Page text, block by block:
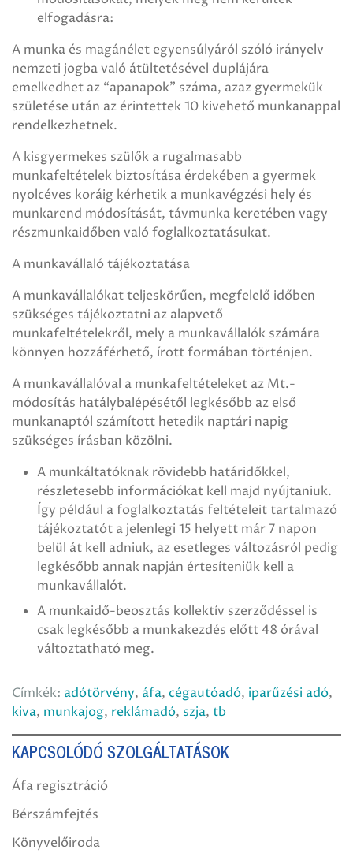
elfogadásra:
A munka és magánélet egyensúlyáról szóló irányelv
nemzeti jogba való átültetésével duplájára
emelkedhet az “apanapok” száma, azaz gyermekük
születése után az érintettek 10 kivehető munkanappal
rendelkezhetnek.
A kisgyermekes szülők a rugalmasabb
munkafeltételek biztosítása érdekében a gyermek
nyolcéves koráig kérhetik a munkavégzési hely és
munkarend módosítását, távmunka keretében vagy
részmunkaidőben való foglalkoztatásukat.
A munkavállaló tájékoztatása
A munkavállalókat teljeskörűen, megfelelő időben
szükséges tájékoztatni az alapvető
munkafeltételekről, mely a munkavállalók számára
könnyen hozzáférhető, írott formában történjen.
A munkavállalóval a munkafeltételeket az Mt.-
módosítás hatálybalépésétől legkésőbb az első
munkanaptól számított hetedik naptári napig
szükséges írásban közölni.
A munkáltatóknak rövidebb határidőkkel,
részletesebb információkat kell majd nyújtaniuk.
Így például a foglalkoztatás feltételeit tartalmazó
tájékoztatót a jelenlegi 15 helyett már 7 napon
belül át kell adniuk, az esetleges változásról pedig
legkésőbb annak napján értesíteniük kell a
munkavállalót.
A munkaidő-beosztás kollektív szerződéssel is
csak legkésőbb a munkakezdés előtt 48 órával
változtatható meg.
Címkék: adótörvény, áfa, cégautóadó, iparűzési adó,
kiva, munkajog, reklámadó, szja, tb
KAPCSOLÓDÓ SZOLGÁLTATÁSOK
Áfa regisztráció
Bérszámfejtés
Könyvelőiroda